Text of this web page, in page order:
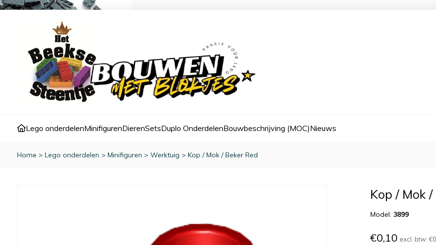
Lego onderdelenMinifigurenDierenSetsDuplo OnderdelenBouwbeschrijving (MOC)Nieuws
Home > Lego onderdelen > Minifiguren > Werktuig > Kop / Mok / Beker Red
Kop / Mok
Model: 3899
€0,10 excl. btw: